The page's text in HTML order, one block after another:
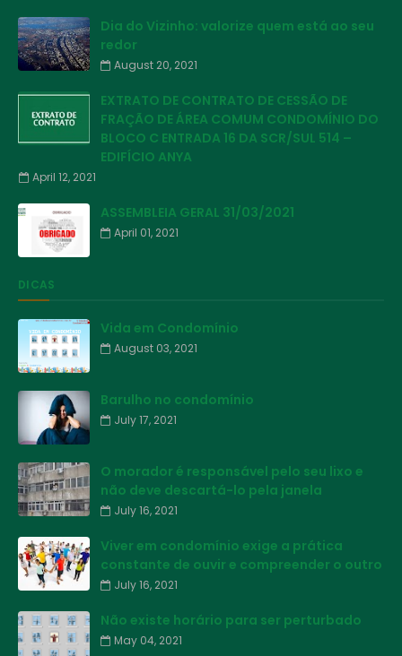
Dia do Vizinho: valorize quem está ao seu
redor
August 20, 2021
EXTRATO DE CONTRATO DE CESSÃO DE
FRAÇÃO DE ÁREA COMUM CONDOMÍNIO DO
BLOCO C ENTRADA 16 DA SCR/SUL 514 –
EDIFÍCIO ANYA
April 12, 2021
ASSEMBLEIA GERAL 31/03/2021
April 01, 2021
DICAS
Vida em Condomínio
August 03, 2021
Barulho no condomínio
July 17, 2021
O morador é responsável pelo seu lixo e
não deve descartá-lo pela janela
July 16, 2021
Viver em condomínio exige a prática
constante de ouvir e compreender o outro
July 16, 2021
Não existe horário para ser perturbado
May 04, 2021